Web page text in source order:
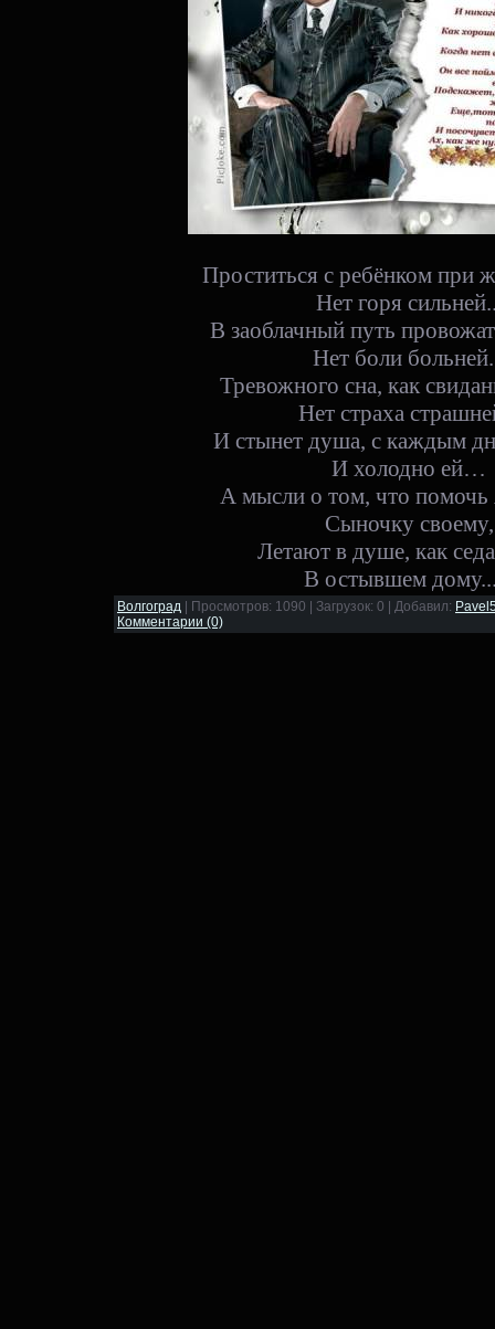
Проститься с ребёнком при
Нет горя
В заоблачный путь
Нет боли
Тревожного сна, как
Нет страха
И стынет душа, с каждым
И холодно ей…
А мысли о том, что помочь
Сыночкy своeмy,
Летают в душе, как
В остывшем
Волгоград | Просмотров: 1090 | Загрузок: 0 | Добавил:
Комментарии (0)